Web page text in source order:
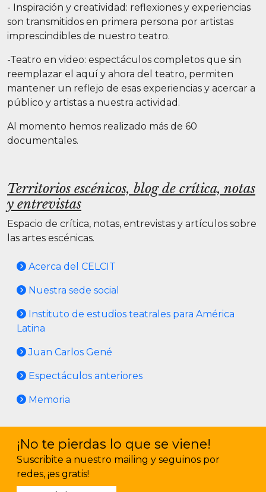
- Inspiración y creatividad: reflexiones y experiencias
son transmitidos en primera persona por artistas
imprescindibles de nuestro teatro.
-Teatro en video: espectáculos completos que sin
reemplazar el aquí y ahora del teatro, permiten
mantener un reflejo de esas experiencias y acercar a
público y artistas a nuestra actividad.
Al momento hemos realizado más de 60
documentales.
Territorios escénicos, blog de crítica, notas
y entrevistas
Espacio de crítica, notas, entrevistas y artículos sobre
las artes escénicas.
Acerca del CELCIT
Nuestra sede social
Instituto de estudios teatrales para América
Latina
Juan Carlos Gené
Espectáculos anteriores
Memoria
¡No te pierdas lo que se viene!
Suscribite a nuestro mailing y seguinos por
redes, ¡es gratis!